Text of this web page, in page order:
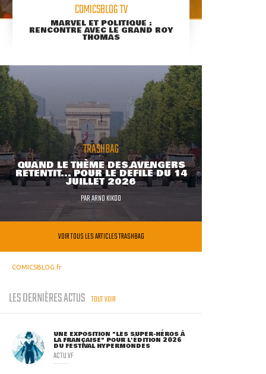
COMICSBLOG TV
MARVEL ET POLITIQUE :
RENCONTRE AVEC LE GRAND ROY
THOMAS
TRASHBAG
QUAND LE THÈME DES AVENGERS
RETENTIT... POUR LE DÉFILÉ DU 14
JUILLET 2026
PARARNO KIKOO
VOIR TOUS LES ARTICLES TRASHBAG
COMICSBLOG.fr
LES DERNIÈRES ACTUS TOUT VOIR
UNE EXPOSITION "LES SUPER-HÉROS À
LA FRANÇAISE" POUR L'ÉDITION 2026
DU FESTIVAL HYPERMONDES
ACTU VF